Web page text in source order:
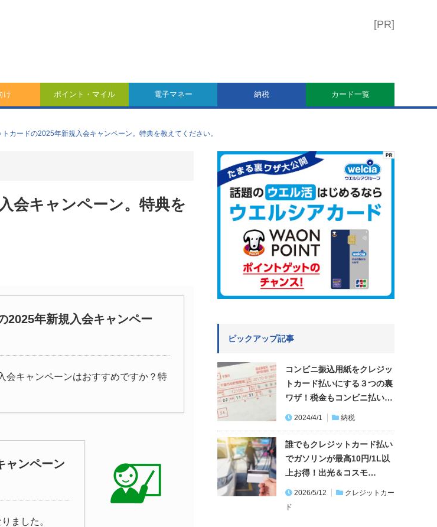
け ポイント・マイル 電子マネー 納税 カード一覧
カードの2025年新規入会キャンペーン。特典を教えてください。
会キャンペーン。特典を
2025年新規入会キャンペー
会キャンペーンはおすすめですか？特
ャンペーン
ました。
ピックアップ記事
コンビニ振込用紙をクレジッ
トカード払いにする３つの裏
ワザ！税金もコンビニ払い…
2024/4/1 納税
誰でもクレジットカード払い
でガソリンが最高10円/1L以
上お得！出光＆コスモ…
2026/5/12
クレジットカー
ド